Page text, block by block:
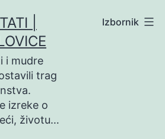
|
i mudre
trag
izreke o
životu…
Izbornik